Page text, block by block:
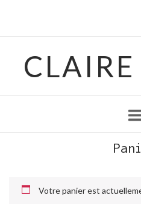
Votre panier est